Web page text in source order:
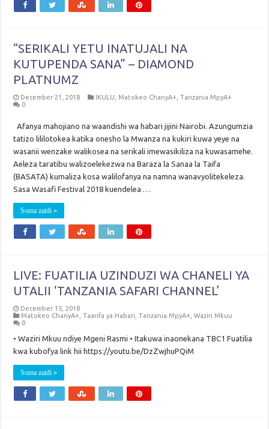
“SERIKALI YETU INATUJALI NA
KUTUPENDA SANA” – DIAMOND
PLATNUMZ
December 21, 2018 IKULU Matokeo ChanyA+ ,Tanzania MpyA+
0
Afanya mahojiano na waandishi wa habari jijini Nairobi. Azungumzia
tatizo lililotokea katika onesho la Mwanza na kukiri kuwa yeye na
wasanii wenzake walikosea na serikali imewasikiliza na kuwasamehe.
Aeleza taratibu walizoelekezwa na Baraza la Sanaa la Taifa
(BASATA) kumaliza kosa walilofanya na namna wanavyolitekeleza.
Sasa Wasafi Festival 2018 kuendelea …
Soma zaidi »
LIVE: FUATILIA UZINDUZI WA CHANELI YA
UTALII ‘TANZANIA SAFARI CHANNEL’
December 15, 2018
Matokeo ChanyA+ ,Taarifa ya Habari ,Tanzania MpyA+ ,Waziri Mkuu
0
• Waziri Mkuu ndiye Mgeni Rasmi • Itakuwa inaonekana TBC1 Fuatilia
kwa kubofya link hii https://youtu.be/DzZwjhuPQiM
Soma zaidi »